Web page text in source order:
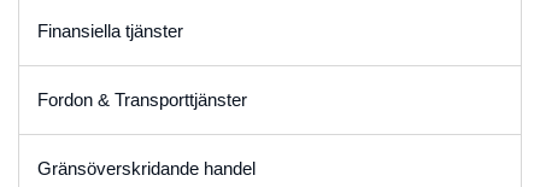
Finansiella tjänster
Fordon & Transporttjänster
Gränsöverskridande handel